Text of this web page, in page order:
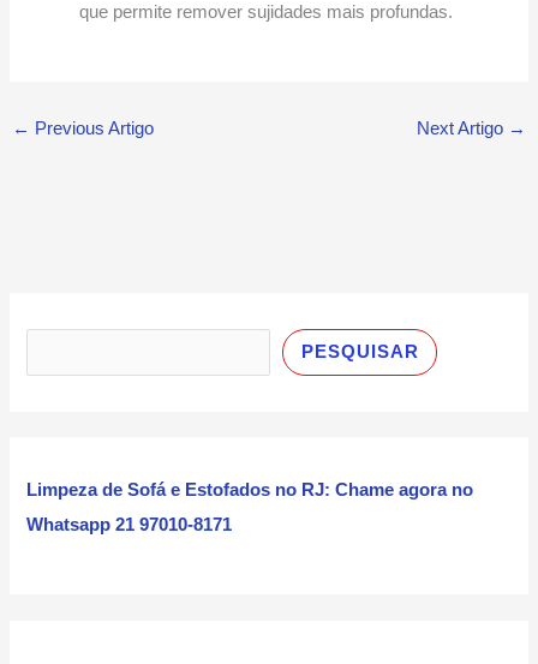
que permite remover sujidades mais profundas.
← Previous Artigo Next Artigo →
s
i
s
PESQUISAR
Limpeza de Sofá e Estofados no RJ: Chame agora no
Whatsapp 21 97010-8171